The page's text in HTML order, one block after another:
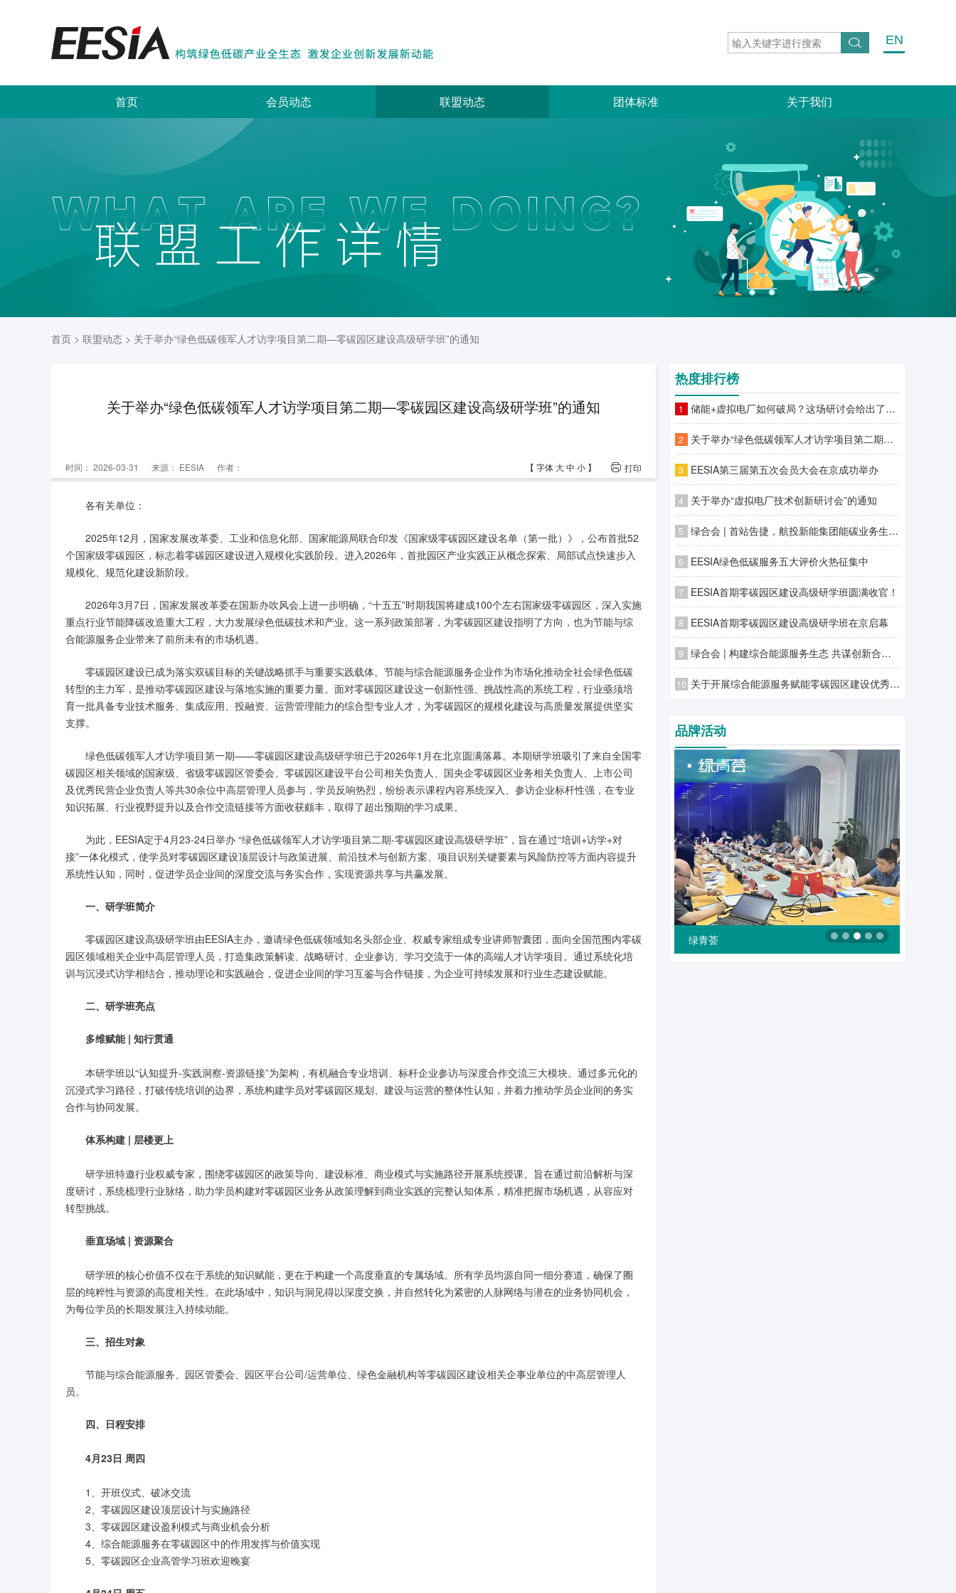
EN
首页 会员动态 联盟动态 团体标准 关于我们
首页 > 联盟动态 > 关于举办“绿色低碳领军人才访学项目第二期—零碳园区建设高级研学班”的通知
关于举办“绿色低碳领军人才访学项目第二期—零碳园区建设高级研学班”的通知
时间： 2026-03-31 来源： EESIA 作者： 打印
【 字体 大中 小 】
各有关单位：
2025年12月，国家发展改革委、工业和信息化部、国家能源局联合印发《国家级零碳园区建设名单（第一批）》，公布首批52
个国家级零碳园区，标志着零碳园区建设进入规模化实践阶段。进入2026年，首批园区产业实践正从概念探索、局部试点快速步入
规模化、规范化建设新阶段。
2026年3月7日，国家发展改革委在国新办吹风会上进一步明确，“十五五”时期我国将建成100个左右国家级零碳园区，深入实施
重点行业节能降碳改造重大工程，大力发展绿色低碳技术和产业。这一系列政策部署，为零碳园区建设指明了方向，也为节能与综
合能源服务企业带来了前所未有的市场机遇。
零碳园区建设已成为落实双碳目标的关键战略抓手与重要实践载体。节能与综合能源服务企业作为市场化推动全社会绿色低碳
转型的主力军，是推动零碳园区建设与落地实施的重要力量。面对零碳园区建设这一创新性强、挑战性高的系统工程，行业亟须培
育一批具备专业技术服务、集成应用、投融资、运营管理能力的综合型专业人才，为零碳园区的规模化建设与高质量发展提供坚实
支撑。
绿色低碳领军人才访学项目第一期——零碳园区建设高级研学班已于2026年1月在北京圆满落幕。本期研学班吸引了来自全国零
碳园区相关领域的国家级、省级零碳园区管委会、零碳园区建设平台公司相关负责人、国央企零碳园区业务相关负责人、上市公司
及优秀民营企业负责人等共30余位中高层管理人员参与，学员反响热烈，纷纷表示课程内容系统深入、参访企业标杆性强，在专业
知识拓展、行业视野提升以及合作交流链接等方面收获颇丰，取得了超出预期的学习成果。
为此，EESIA定于4月23-24日举办 “绿色低碳领军人才访学项目第二期-零碳园区建设高级研学班”，旨在通过“培训+访学+对
接”一体化模式，使学员对零碳园区建设顶层设计与政策进展、前沿技术与创新方案、项目识别关键要素与风险防控等方面内容提升
系统性认知，同时，促进学员企业间的深度交流与务实合作，实现资源共享与共赢发展。
一、研学班简介
零碳园区建设高级研学班由EESIA主办，邀请绿色低碳领域知名头部企业、权威专家组成专业讲师智囊团，面向全国范围内零碳
园区领域相关企业中高层管理人员，打造集政策解读、战略研讨、企业参访、学习交流于一体的高端人才访学项目。通过系统化培
训与沉浸式访学相结合，推动理论和实践融合，促进企业间的学习互鉴与合作链接，为企业可持续发展和行业生态建设赋能。
二、研学班亮点
多维赋能 | 知行贯通
本研学班以“认知提升-实践洞察-资源链接”为架构，有机融合专业培训、标杆企业参访与深度合作交流三大模块。通过多元化的
沉浸式学习路径，打破传统培训的边界，系统构建学员对零碳园区规划、建设与运营的整体性认知，并着力推动学员企业间的务实
合作与协同发展。
体系构建 | 层楼更上
研学班特邀行业权威专家，围绕零碳园区的政策导向、建设标准、商业模式与实施路径开展系统授课。旨在通过前沿解析与深
度研讨，系统梳理行业脉络，助力学员构建对零碳园区业务从政策理解到商业实践的完整认知体系，精准把握市场机遇，从容应对
转型挑战。
垂直场域 | 资源聚合
研学班的核心价值不仅在于系统的知识赋能，更在于构建一个高度垂直的专属场域。所有学员均源自同一细分赛道，确保了圈
层的纯粹性与资源的高度相关性。在此场域中，知识与洞见得以深度交换，并自然转化为紧密的人脉网络与潜在的业务协同机会，
为每位学员的长期发展注入持续动能。
三、招生对象
节能与综合能源服务、园区管委会、园区平台公司/运营单位、绿色金融机构等零碳园区建设相关企事业单位的中高层管理人
员。
四、日程安排
4月23日 周四
1、开班仪式、破冰交流
2、零碳园区建设顶层设计与实施路径
3、零碳园区建设盈利模式与商业机会分析
4、综合能源服务在零碳园区中的作用发挥与价值实现
5、零碳园区企业高管学习班欢迎晚宴
热度排行榜
1 储能+虚拟电厂如何破局？这场研讨会给出了答案
2 关于举办“绿色低碳领军人才访学项目第二期—零碳园区建设高级研学班”的通知
3 EESIA第三届第五次会员大会在京成功举办
4 关于举办“虚拟电厂技术创新研讨会”的通知
5 绿合会 | 首站告捷，航投新能集团能碳业务生态合作伙伴专场对接会广州站圆满落幕
6 EESIA绿色低碳服务五大评价火热征集中
7 EESIA首期零碳园区建设高级研学班圆满收官！
8 EESIA首期零碳园区建设高级研学班在京启幕
9 绿合会 | 构建综合能源服务生态 共谋创新合作发展潜力
10 关于开展综合能源服务赋能零碳园区建设优秀案例征集工作的通知
品牌活动
绿融汇